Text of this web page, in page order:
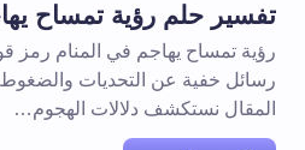
تفسير حلم رؤية تمساح
رؤية تمساح يهاجم في المنام رمز
رسائل خفية عن التحديات والضغوط
المقال نستكشف دلالات الهجوم…